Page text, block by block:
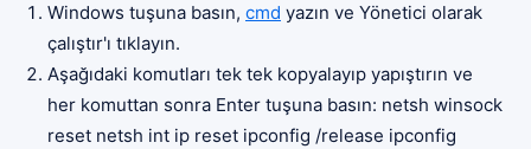
Windows tuşuna basın, cmd yazın ve Yönetici olarak
çalıştır'ı tıklayın.
Aşağıdaki komutları tek tek kopyalayıp yapıştırın ve
her komuttan sonra Enter tuşuna basın: netsh winsock
reset netsh int ip reset ipconfig /release ipconfig